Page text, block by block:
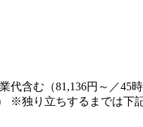
代含む（81,136円～／
り立ちするまでは下